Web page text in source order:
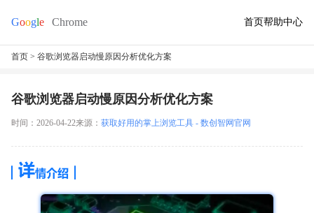
首页帮助中心
首页 > 谷歌浏览器启动慢原因分析优化方案
谷歌浏览器启动慢原因分析优化方案
时间：2026-04-22来源： 获取好用的掌上浏览工具 - 数创智网官网